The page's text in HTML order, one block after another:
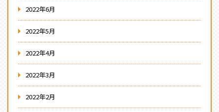
2022年6月
2022年5月
2022年4月
2022年3月
2022年2月